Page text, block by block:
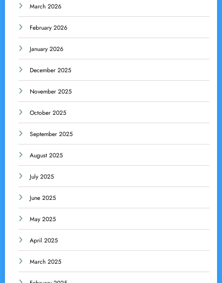
March 2026
February 2026
January 2026
December 2025
November 2025
October 2025
September 2025
August 2025
July 2025
June 2025
May 2025
April 2025
March 2025